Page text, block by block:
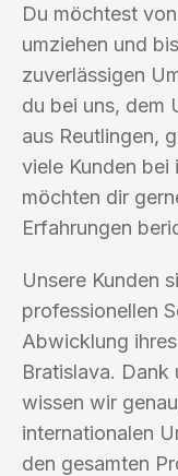
Du möchtest
umziehen und
zuverlässigen
du bei uns, dem
aus Reutlingen,
viele Kunden
möchten dir
Erfahrungen
Unsere Kunden
professionellen
Abwicklung
Bratislava. Dank
wissen wir
internationalen
den gesamten